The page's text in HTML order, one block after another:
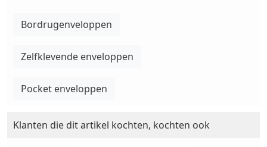
Bordrugenveloppen
Zelfklevende enveloppen
Pocket enveloppen
Klanten die dit artikel kochten, kochten ook